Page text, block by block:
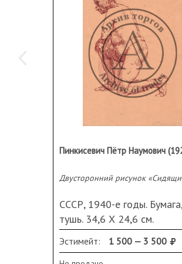
СССР, 1940-е годы. Бумага,
тушь. 34,6 Х 24,6 см.
Эстимейт: 1 500 — 3 500